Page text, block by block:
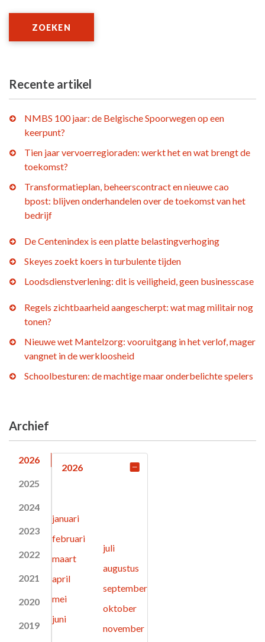
ZOEKEN
Recente artikel
NMBS 100 jaar: de Belgische Spoorwegen op een
keerpunt?
Tien jaar vervoerregioraden: werkt het en wat brengt de
toekomst?
Transformatieplan, beheerscontract en nieuwe cao
bpost: blijven onderhandelen over de toekomst van het
bedrijf
De Centenindex is een platte belastingverhoging
Skeyes zoekt koers in turbulente tijden
Loodsdienstverlening: dit is veiligheid, geen businesscase
Regels zichtbaarheid aangescherpt: wat mag militair nog
tonen?
Nieuwe wet Mantelzorg: vooruitgang in het verlof, mager
vangnet in de werkloosheid
Schoolbesturen: de machtige maar onderbelichte spelers
Archief
2026
2025
2024
2023
2022
2021
2020
2019
2026
januari
februari
maart
april
mei
juni
juli
augustus
september
oktober
november